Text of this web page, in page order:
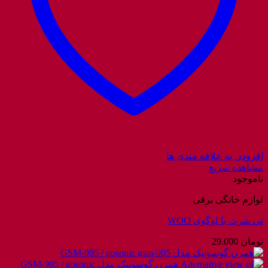
افزودن به علاقه مندی ها
مشاهده سریع
ناموجود
لوازم خانگی برقی
تی شرت با لوگوی WOO
تومان